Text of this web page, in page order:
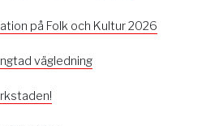
på Folk och Kultur 2026
vägledning